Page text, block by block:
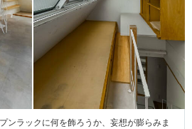
ンラックに何を飾ろうか、妄想が膨らみま